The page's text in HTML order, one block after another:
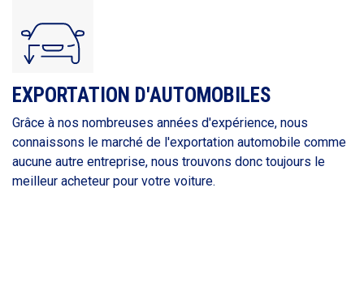
EXPORTATION D'AUTOMOBILES
Grâce à nos nombreuses années d'expérience, nous
connaissons le marché de l'exportation automobile comme
aucune autre entreprise, nous trouvons donc toujours le
meilleur acheteur pour votre voiture.